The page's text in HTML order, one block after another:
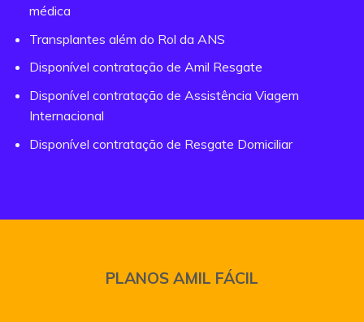
médica
Transplantes além do Rol da ANS
Disponível contratação de Amil Resgate
Disponível contratação de Assistência Viagem
Internacional
Disponível contratação de Resgate Domiciliar
PLANOS AMIL FÁCIL